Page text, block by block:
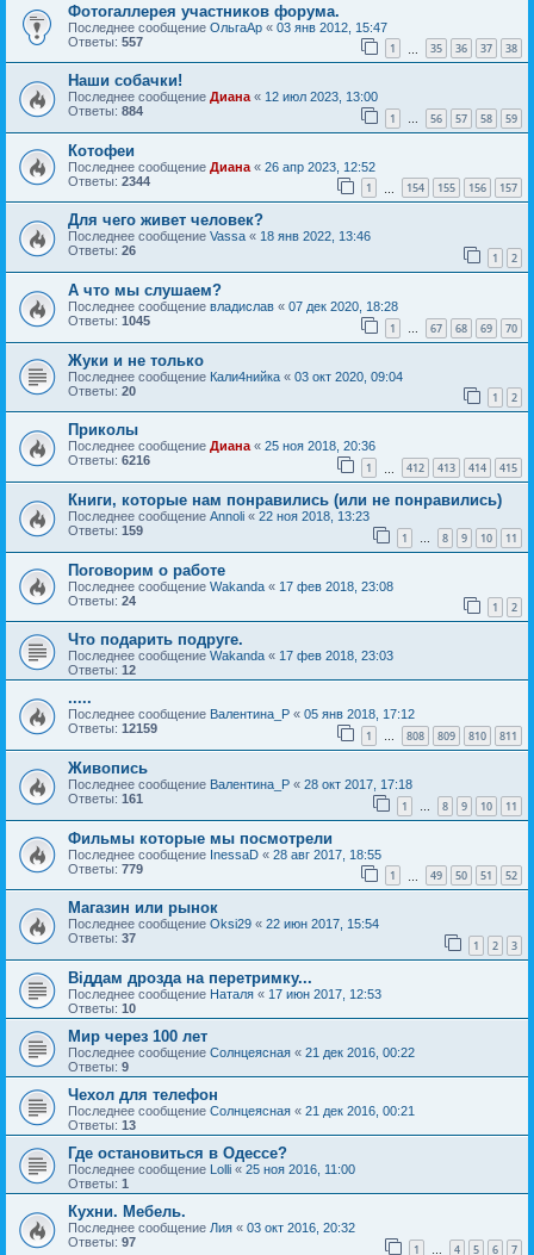
Фотогаллерея участников форума.
Последнее сообщение ОльгаАр « 03 янв 2012, 15:47
Ответы: 557 1 35 36 37 38
Наши собачки!
Последнее сообщение Диана « 12 июл 2023, 13:00
Ответы: 884 1 … 56 57 58 59
Котофеи
Последнее сообщение Диана « 26 апр 2023, 12:52
Ответы: 2344 1 154 155 156 157
Для чего живет человек?
Последнее сообщение Vassa « 18 янв 2022, 13:46
Ответы: 26 1 2
А что мы слушаем?
Последнее сообщение владислав « 07 дек 2020, 18:28
Ответы: 1045 1 … 67 68 69 70
Жуки и не только
Последнее сообщение Кали4нийка « 03 окт 2020, 09:04
Ответы: 20 1 2
Приколы
Последнее сообщение Диана« 25 ноя 2018, 20:36
Ответы: 6216 1 412 413 414 415
Книги, которые нам понравились (или не понравились)
Последнее сообщение Annoli « 22 ноя 2018, 13:23
Ответы: 159 1 … 8 9 10 11
Поговорим о работе
Последнее сообщение Wakanda « 17 фев 2018, 23:08
Ответы: 24 1 2
Что подарить подруге.
Последнее сообщение Wakanda « 17 фев 2018, 23:03
Ответы: 12
.....
Последнее сообщение Валентина_Р « 05 янв 2018, 17:12
Ответы: 12159 1 … 808 809 810 811
Живопись
Последнее сообщение Валентина_Р « 28 окт 2017, 17:18
Ответы: 161 1 … 8 9 10 11
Фильмы которые мы посмотрели
Последнее сообщение InessaD « 28 авг 2017, 18:55
Ответы: 779 1 49 50 51 52
Магазин или рынок
Последнее сообщение Oksi29 « 22 июн 2017, 15:54
Ответы: 37 1 2 3
Віддам дрозда на перетримку...
Последнее сообщение Наталя « 17 июн 2017, 12:53
Ответы: 10
Мир через 100 лет
Последнее сообщение Солнцеясная « 21 дек 2016, 00:22
Ответы: 9
Чехол для телефон
Последнее сообщение Солнцеясная « 21 дек 2016, 00:21
Ответы: 13
Где остановиться в Одессе?
Последнее сообщение Lolli « 25 ноя 2016, 11:00
Ответы: 1
Кухни. Мебель.
Последнее сообщение Лия « 03 окт 2016, 20:32
Ответы: 97 1 4 5 6 7